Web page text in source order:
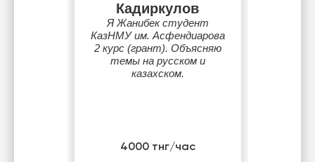
Кадиркулов
Я Жанибек студент
КазНМУ им. Асфендиарова
2 курс (грант). Объясняю
темы на русском и
казахском.
4000 тнг/час